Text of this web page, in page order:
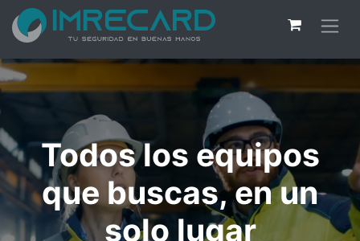
Todos los equipos
que buscas, en un
solo lugar